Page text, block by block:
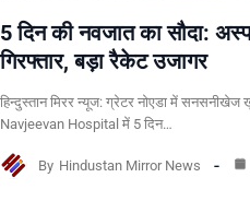
5 दिन की नवजात का सौदा:
गिरफ्तार, बड़ा रैकेट उजागर
हिन्दुस्तान मिरर न्यूज: ग्रेटर नोएडा में
Navjeevan Hospital में 5 दिन…
By Hindustan Mirror News